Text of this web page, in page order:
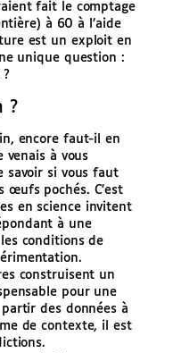
fait le comptage
à 60 à l’aide
est un exploit en
unique question :
?
?
encore faut-il en
à vous
savoir si vous faut
œufs pochés. C’est
en science invitent
à une
conditions de
construisent un
pour une
des données à
de contexte, il est